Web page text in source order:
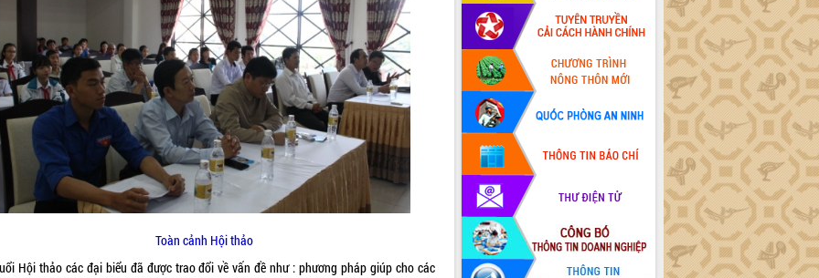
Toàn cảnh Hội thảo
Hội thảo các đại biểu đã được trao đổi về vấn đề như : phương pháp giúp cho các